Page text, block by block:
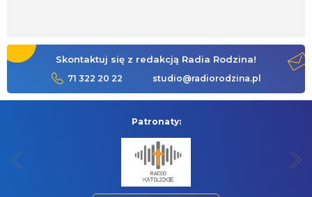
Skontaktuj się z redakcją Radia Rodzina!
71 322 20 22 studio@radiorodzina.pl
Patronaty: